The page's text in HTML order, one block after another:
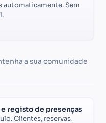
automaticamente. Sem
a sua comunidade
registo de presenças
Clientes, reservas,